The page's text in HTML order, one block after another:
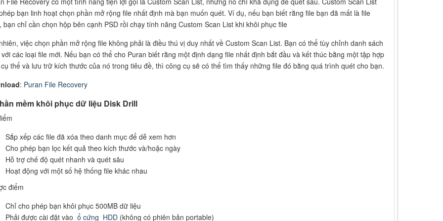
bạn linh hoạt chọn phần mở rộng file nhất định mà bạn muốn quét. Ví dụ, nếu bạn biết rằng file bạn đã mất là file
bạn chỉ cần chọn hộp bên cạnh PSD rồi chạy tính năng Custom Scan List khi khôi phục file
việc chọn phần mở rộng file không phải là điều thú vị duy nhất về Custom Scan List. Bạn có thể tùy chỉnh danh sách
các loại file mới. Nếu bạn có thể cho Puran biết rằng một định dạng file nhất định bắt đầu và kết thúc bằng một tập hợp
thể và lưu trữ kích thước của nó trong tiêu đề, thì công cụ sẽ có thể tìm thấy những file đó bằng quá trình quét cho bạn.
: Puran File Recovery
mềm khôi phục dữ liệu Disk Drill
Sắp xếp các file đã xóa theo danh mục để dễ xem hơn
Cho phép bạn lọc kết quả theo kích thước và/hoặc ngày
Hỗ trợ chế độ quét nhanh và quét sâu
Hoạt động với một số hệ thống file khác nhau
điểm
Chỉ cho phép bạn khôi phục 500MB dữ liệu
Phải được cài đặt vào ổ cứng HDD(không có phiên bản portable)